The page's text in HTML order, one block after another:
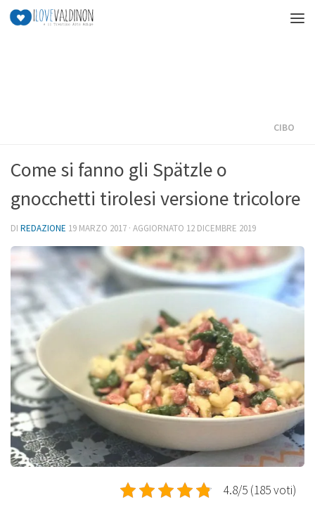
Salta al contenuto
CIBO
Come si fanno gli Spätzle o
gnocchetti tirolesi versione tricolore
DI REDAZIONE 19 MARZO 2017 · AGGIORNATO 12 DICEMBRE 2019
4.8/5 (185 voti)